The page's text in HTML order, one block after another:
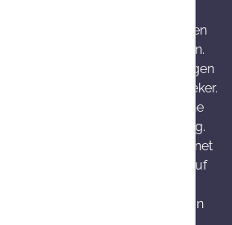
angebotenen Arzneimittel werden
und sind dort zugelassen.
unerwünschte Wirkungen
Arzt oder Apotheker.
sind kein Ersatz für eine
abwechslungsreiche Ernährung.
in Österreich zugelassene Internet
Hauptsitz in Österreich. Die auf
richten sich ausschließlich an